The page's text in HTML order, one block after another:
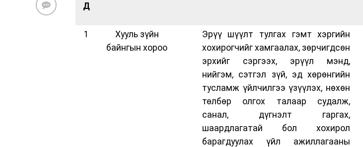
Д
1
Хууль зүйн
байнгын хороо
Эрүү шүүлт тулгах гэмт хэргийн
хохирогчийг хамгаалах, зөрчигдсөн
эрхийг сэргээх, эрүүл мэнд,
нийгэм, сэтгэл зүй, эд хөрөнгийн
тусламж үйлчилгээ үзүүлэх, нөхөн
төлбөр олгох талаар судалж,
санал, дүгнэлт гаргах,
шаардлагатай бол хохирол
барагдуулах үйл ажиллагааны